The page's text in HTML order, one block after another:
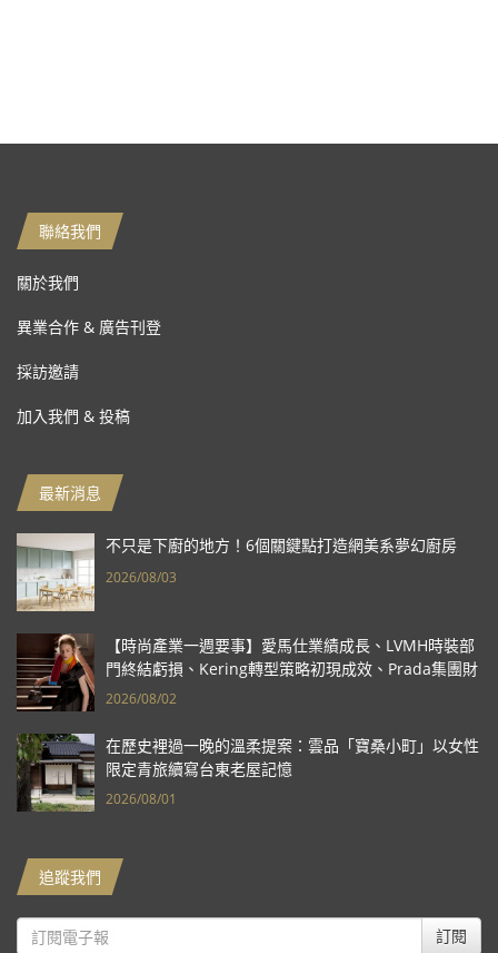
聯絡我們
關於我們
異業合作 & 廣告刊登
採訪邀請
加入我們 & 投稿
最新消息
不只是下廚的地方！6個關鍵點打造網美系夢幻廚房
2026/08/03
【時尚產業一週要事】愛馬仕業績成長、LVMH時裝部
門終結虧損、Kering轉型策略初現成效、Prada集團財
報亮眼
2026/08/02
在歷史裡過一晚的溫柔提案：雲品「寶桑小町」以女性
限定青旅續寫台東老屋記憶
2026/08/01
追蹤我們
訂閱